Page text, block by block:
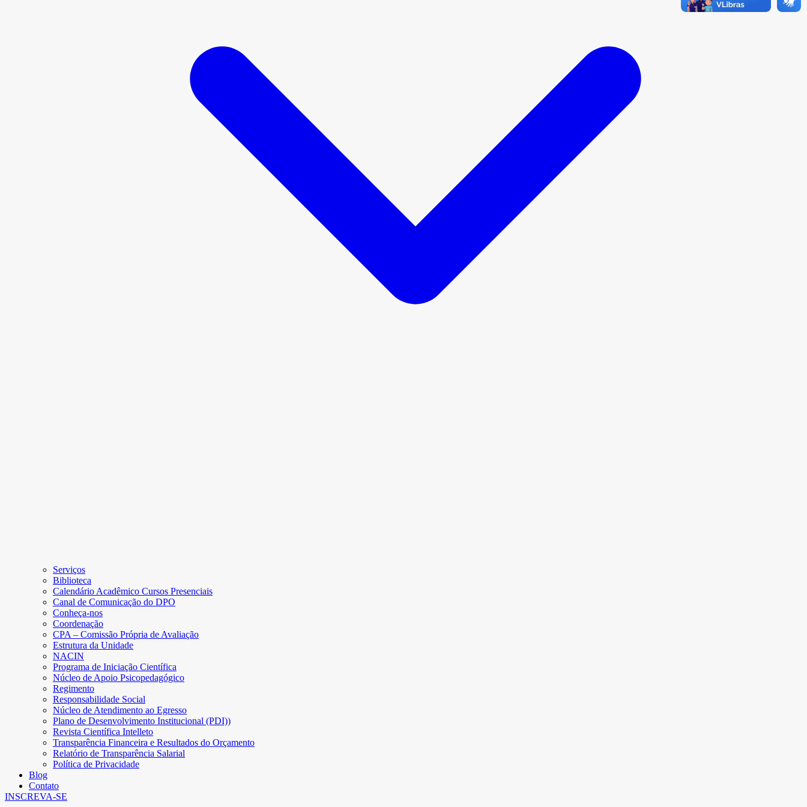
Serviços
Biblioteca
Calendário Acadêmico Cursos Presenciais
Canal de Comunicação do DPO
Conheça-nos
Coordenação
CPA – Comissão Própria de Avaliação
Estrutura da Unidade
NACIN
Programa de Iniciação Científica
Núcleo de Apoio Psicopedagógico
Regimento
Responsabilidade Social
Núcleo de Atendimento ao Egresso
Plano de Desenvolvimento Institucional (PDI))
Revista Científica Intelleto
Transparência Financeira e Resultados do Orçamento
Relatório de Transparência Salarial
Política de Privacidade
Blog
Contato
INSCREVA-SE